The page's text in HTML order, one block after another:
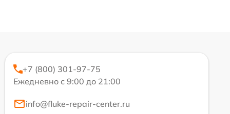
+7 (800) 301-97-75
Ежедневно с 9:00 до 21:00
info@fluke-repair-center.ru